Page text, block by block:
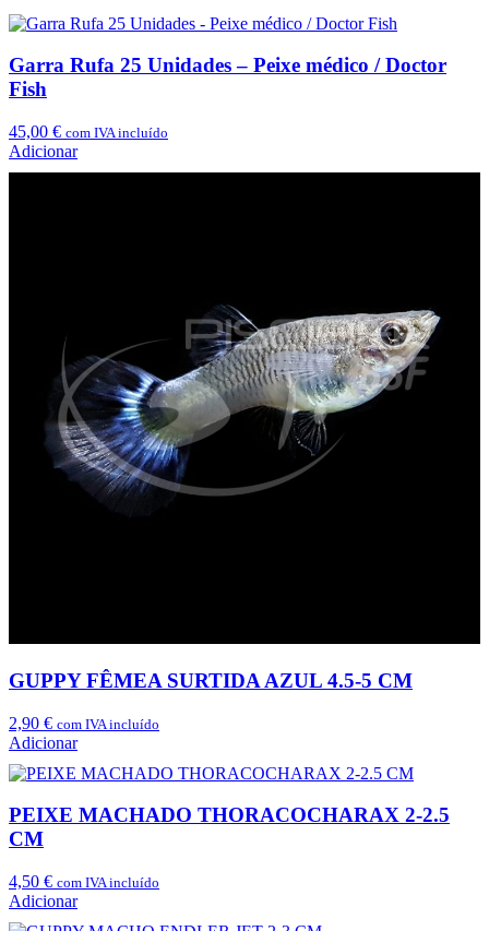
Garra Rufa 25 Unidades – Peixe médico / Doctor
Fish
45,00 € com IVA incluído
Adicionar
GUPPY FÊMEA SURTIDA AZUL 4.5-5 CM
2,90 € com IVA incluído
Adicionar
PEIXE MACHADO THORACOCHARAX 2-2.5
CM
4,50 € com IVA incluído
Adicionar